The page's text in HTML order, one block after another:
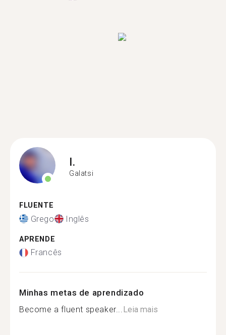
I.
Galatsi
FLUENTE
Grego Inglês
APRENDE
Francês
Minhas metas de aprendizado
Become a fluent speaker...Leia mais